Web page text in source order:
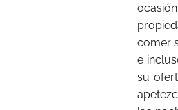
comer
e
su